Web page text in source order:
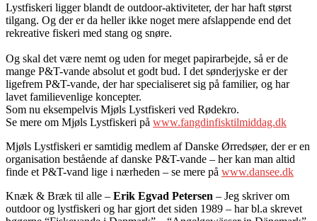
Lystfiskeri ligger blandt de outdoor-aktiviteter, der har haft størst
tilgang. Og der er da heller ikke noget mere afslappende end det
rekreative fiskeri med stang og snøre.
Og skal det være nemt og uden for meget papirarbejde, så er de
mange P&T-vande absolut et godt bud. I det sønderjyske er der
ligefrem P&T-vande, der har specialiseret sig på familier, og har
lavet familievenlige koncepter.
Som nu eksempelvis Mjøls Lystfiskeri ved Rødekro.
Se mere om Mjøls Lystfiskeri på www.fangdinfisktilmiddag.dk
Mjøls Lystfiskeri er samtidig medlem af Danske Ørredsøer, der er en
organisation bestående af danske P&T-vande – her kan man altid
finde et P&T-vand lige i nærheden – se mere på www.dansee.dk
Knæk & Bræk til alle – Erik Egvad Petersen – Jeg skriver om
outdoor og lystfiskeri og har gjort det siden 1989 – har bl.a skrevet